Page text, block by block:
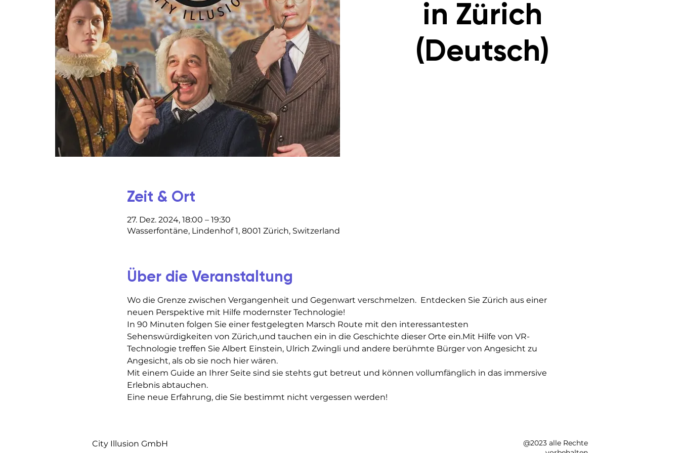
in Zürich
(Deutsch)
Zeit & Ort
27. Dez. 2024, 18:00 – 19:30
Wasserfontäne, Lindenhof 1, 8001 Zürich, Switzerland
Über die Veranstaltung
Wo die Grenze zwischen Vergangenheit und Gegenwart verschmelzen.  Entdecken Sie Zürich aus einer
neuen Perspektive mit Hilfe modernster Technologie!
In 90 Minuten folgen Sie einer festgelegten Marsch Route mit den interessantesten
Sehenswürdigkeiten von Zürich,und tauchen ein in die Geschichte dieser Orte ein.Mit Hilfe von VR-
Technologie treffen Sie Albert Einstein, Ulrich Zwingli und andere berühmte Bürger von Angesicht zu
Angesicht, als ob sie noch hier wären.
Mit einem Guide an Ihrer Seite sind sie stehts gut betreut und können vollumfänglich in das immersive
Erlebnis abtauchen.
Eine neue Erfahrung, die Sie bestimmt nicht vergessen werden!
City Illusion GmbH
@2023 alle Rechte